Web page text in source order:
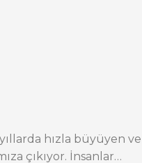
hızla büyüyen ve
çıkıyor. İnsanlar…